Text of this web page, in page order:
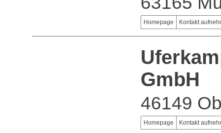
Homepage Kontakt
GmbH
46149
Homepage Kontakt